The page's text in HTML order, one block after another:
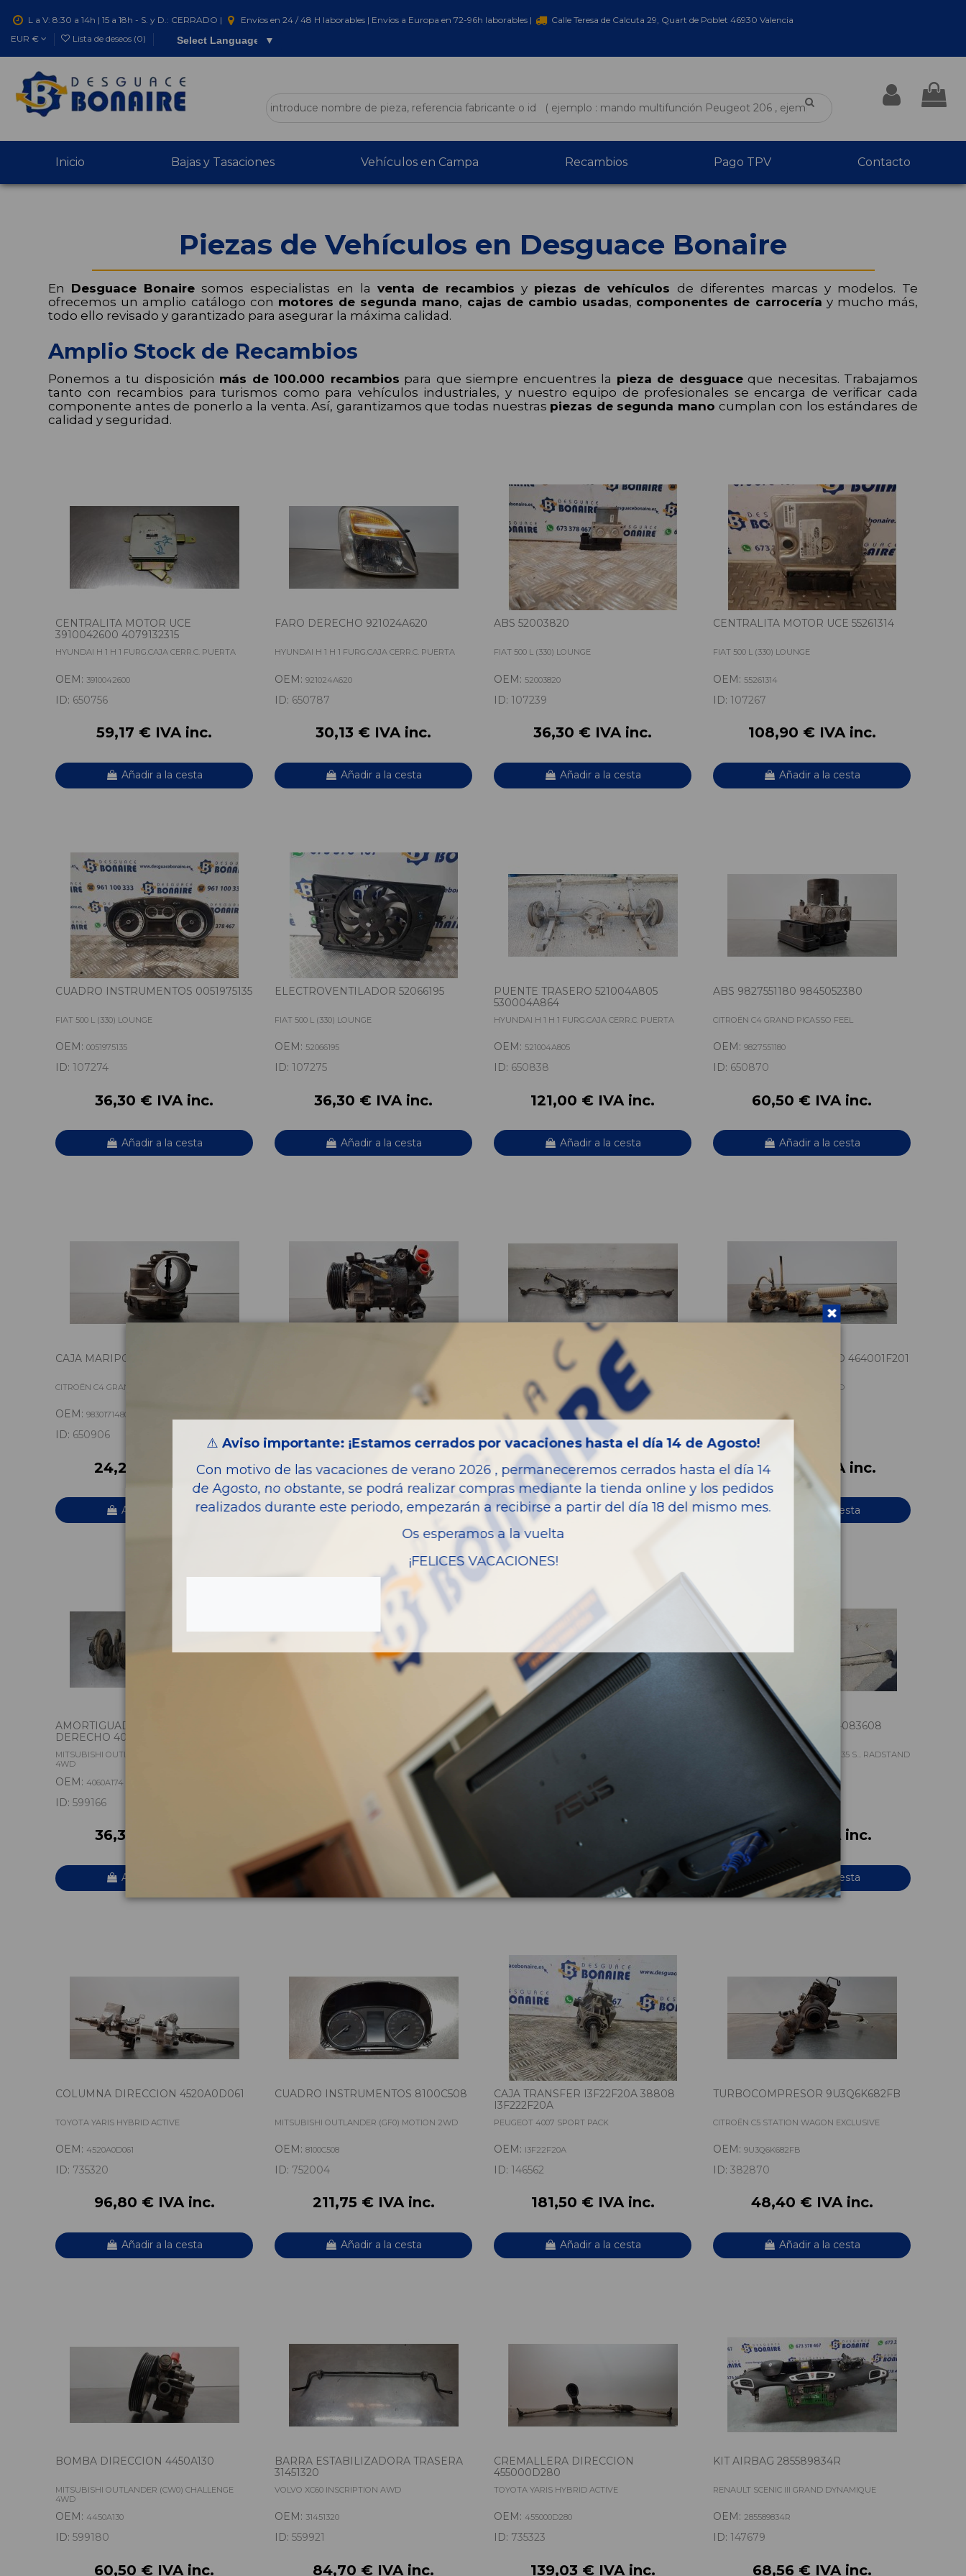
L a V: 8:30 a 14h | 15 a 18h - S. y D.: CERRADO | Envíos en 24 / 48 H laborables | Envíos a Europa en 72-96h laborables |
Calle Teresa de Calcuta 29, Quart de Poblet 46930 Valencia
EUR €
Lista de deseos (0) Select Language ▼
Inicio Bajas y Tasaciones Vehículos en Campa Recambios Pago TPV Contacto
Piezas de Vehículos en Desguace Bonaire
En Desguace Bonaire somos especialistas en la venta de recambios y piezas de vehículos de diferentes marcas y modelos. Te
ofrecemos un amplio catálogo con motores de segunda mano, cajas de cambio usadas, componentes de carrocería y mucho más,
todo ello revisado y garantizado para asegurar la máxima calidad.
Amplio Stock de Recambios
Ponemos a tu disposición más de 100.000 recambios para que siempre encuentres la pieza de desguaceque necesitas. Trabajamos
tanto con recambios para turismos como para vehículos industriales, y nuestro equipo de profesionales se encarga de verificar cada
componente antes de ponerlo a la venta. Así, garantizamos que todas nuestras piezas de segunda mano cumplan con los estándares de
calidad y seguridad.
CENTRALITA MOTOR UCE
3910042600 4079132315
HYUNDAI H 1 H 1 FURG.CAJA CERR.C. PUERTA
OEM: 3910042600
ID: 650756
59,17 € IVA inc.
Añadir a la cesta
FARO DERECHO 921024A620
HYUNDAI H 1 H 1 FURG.CAJA CERR.C. PUERTA
OEM: 921024A620
ID: 650787
30,13 € IVA inc.
Añadir a la cesta
ABS 52003820
FIAT 500 L (330) LOUNGE
OEM: 52003820
ID: 107239
36,30 € IVA inc.
Añadir a la cesta
CENTRALITA MOTOR UCE 55261314
FIAT 500 L (330) LOUNGE
OEM: 55261314
ID: 107267
108,90 € IVA inc.
Añadir a la cesta
CUADRO INSTRUMENTOS 0051975135
FIAT 500 L (330) LOUNGE
OEM: 0051975135
ID: 107274
36,30 € IVA inc.
Añadir a la cesta
ELECTROVENTILADOR 52066195
FIAT 500 L (330) LOUNGE
OEM: 52066195
ID: 107275
36,30 € IVA inc.
Añadir a la cesta
PUENTE TRASERO 521004A805
530004A864
HYUNDAI H 1 H 1 FURG.CAJA CERR.C. PUERTA
OEM: 521004A805
ID: 650838
121,00 € IVA inc.
Añadir a la cesta
ABS 9827551180 9845052380
CITROËN C4 GRAND PICASSO FEEL
OEM: 9827551180
ID: 650870
60,50 € IVA inc.
Añadir a la cesta
CAJA MARIPOSA 9830171480
CITROËN C4 GRAND PICASSO FEEL
OEM: 9830171480
ID: 650906
24,20 € IVA inc.
Añadir a la cesta
ACONDICIONADO 9834730080
CITROËN C4 GRAND PICASSO FEEL
48,40 € IVA inc.
Añadir a la cesta
CREMALLERA DIRECCION
CITROËN C4 GRAND PICASSO FEEL
OEM: 1646346580
650924
240,79 € IVA inc.
Añadir a la cesta
REPARTIDOR DE FRENO 464001F201
NISSAN TERRANO (WD21) 2.7 TD
464001F201
108,90 € IVA inc.
Añadir a la cesta
AMORTIGUADOR DELANTERO
DERECHO 4060A174
MITSUBISHI OUTLANDER (CW0) CHALLENGE
4WD
OEM: 4060A174
ID: 599166
36,30 € IVA inc.
Añadir a la cesta
72,60 € IVA inc.
Añadir a la cesta
ENFRIADOR EGR 5801365344
IVECO DAILY PR EINZELKABINE 35 S... RADSTAND
3000
5801365344
Añadir a la cesta
BALLESTA TRASERA 504083608
IVECO DAILY PR EINZELKABINE 35 S... RADSTAND
54,45 € IVA inc.
Añadir a la cesta
COLUMNA DIRECCION 4520A0D061
TOYOTA YARIS HYBRID ACTIVE
OEM: 4520A0D061
ID: 735320
96,80 € IVA inc.
Añadir a la cesta
CUADRO INSTRUMENTOS 8100C508
MITSUBISHI OUTLANDER (GF0) MOTION 2WD
OEM: 8100C508
ID: 752004
211,75 € IVA inc.
Añadir a la cesta
CAJA TRANSFER I3F22F20A 38808
I3F222F20A
PEUGEOT 4007 SPORT PACK
OEM: I3F22F20A
ID: 146562
181,50 € IVA inc.
Añadir a la cesta
TURBOCOMPRESOR 9U3Q6K682FB
CITROËN C5 STATION WAGON EXCLUSIVE
OEM: 9U3Q6K682FB
ID: 382870
48,40 € IVA inc.
Añadir a la cesta
BOMBA DIRECCION 4450A130
MITSUBISHI OUTLANDER (CW0) CHALLENGE
4WD
OEM: 4450A130
ID: 599180
60,50 € IVA inc.
BARRA ESTABILIZADORA TRASERA
31451320
VOLVO XC60 INSCRIPTION AWD
OEM: 31451320
ID: 559921
84,70 € IVA inc.
CREMALLERA DIRECCION
455000D280
TOYOTA YARIS HYBRID ACTIVE
OEM: 455000D280
ID: 735323
139,03 € IVA inc.
KIT AIRBAG 285589834R
RENAULT SCENIC III GRAND DYNAMIQUE
OEM: 285589834R
ID: 147679
68,56 € IVA inc.
⚠️ Aviso importante: ¡Estamos cerrados por vacaciones hasta el día 14 de Agosto!
Con motivo de las vacaciones de verano 2026 , permaneceremos cerrados hasta el día 14
de Agosto, no obstante, se podrá realizar compras mediante la tienda online y los pedidos
realizados durante este periodo, empezarán a recibirse a partir del día 18 del mismo mes.
Os esperamos a la vuelta
¡FELICES VACACIONES!